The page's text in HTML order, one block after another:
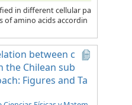
in different cellular pa
of amino acids accordin
between c
the Chilean sub
Figures and Ta